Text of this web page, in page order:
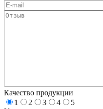
Качество продукции
1
2 3 4
5